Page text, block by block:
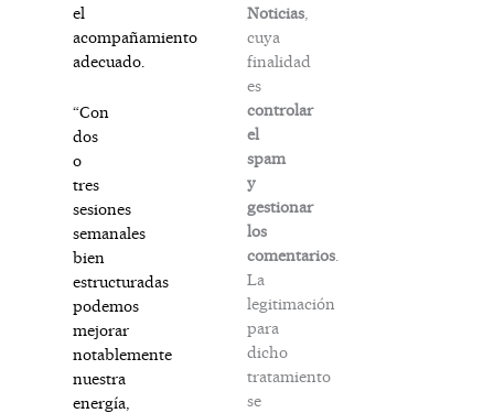
el
acompañamiento
adecuado.
“Con
dos
o
tres
sesiones
semanales
bien
estructuradas
podemos
mejorar
notablemente
nuestra
energía,
Noticias,
cuya
finalidad
es
controlar
el
spam
y
gestionar
los
comentarios.
La
legitimación
para
dicho
tratamiento
se